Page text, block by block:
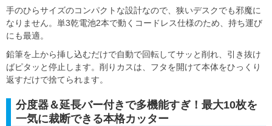
手のひらサイズのコンパクトな設計なので、狭いデスクでも邪魔に
なりません。単3乾電池2本で動くコードレス仕様のため、持ち運び
にも最適。
鉛筆を上から挿し込むだけで自動で回転してサッと削れ、引き抜け
ばピタッと停止します。削りカスは、フタを開けて本体をひっくり
返すだけで捨てられます。
分度器＆延長バー付きで多機能すぎ！最大10枚を
一気に裁断できる本格カッター